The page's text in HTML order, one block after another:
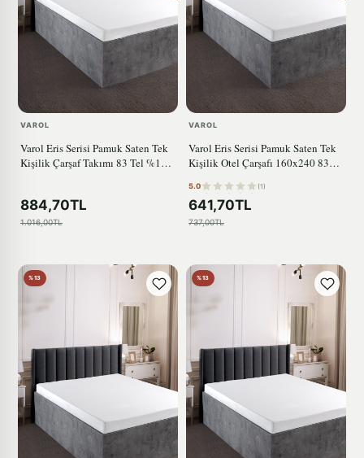
VAROL
Varol Eris Serisi Pamuk Saten Tek
Kişilik Çarşaf Takımı 83 Tel %100
884,70TL
1.016,00TL
VAROL
Varol Eris Serisi Pamuk Saten Tek
Kişilik Otel Çarşafı 160x240 83
5.0 (1)
641,70TL
737,00TL
%13 %13